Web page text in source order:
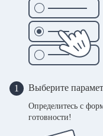
1 Выберите
Определитесь с
готовности!